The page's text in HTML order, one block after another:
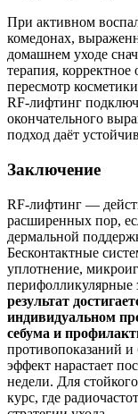
При активном
комедонах,
домашнем уходе
терапия,
пересмотр
RF‑лифтинг
окончательного
подход даёт
Заключение
RF‑лифтинг —
расширенных пор,
дермальной
Бесконтактные
уплотнение,
перифолликулярные
результат
индивидуальном
себума и
противопоказаний и
эффект нарастает
недели. Для
курс, где